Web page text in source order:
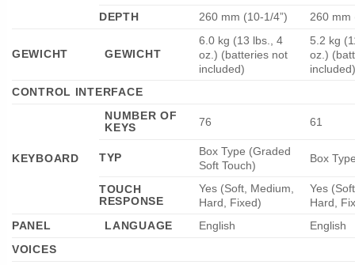
DEPTH
260 mm (10-1/4”) 260 mm
GEWICHT GEWICHT
6.0 kg (13 lbs., 4
oz.) (batteries not
included)
5.2 kg
oz.)
included)
CONTROL INTERFACE
KEYBOARD
NUMBER OF
KEYS
76 61
TYP
Box Type (Graded
Soft Touch)
Box
TOUCH
RESPONSE
Yes (Soft, Medium,
Hard, Fixed)
Yes
Hard,
PANEL
LANGUAGE English
English
VOICES